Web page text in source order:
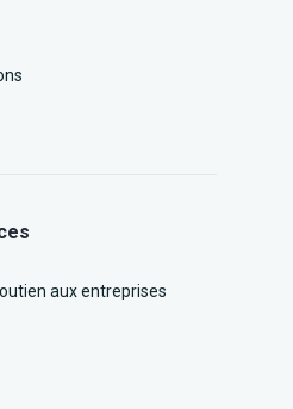
aux entreprises